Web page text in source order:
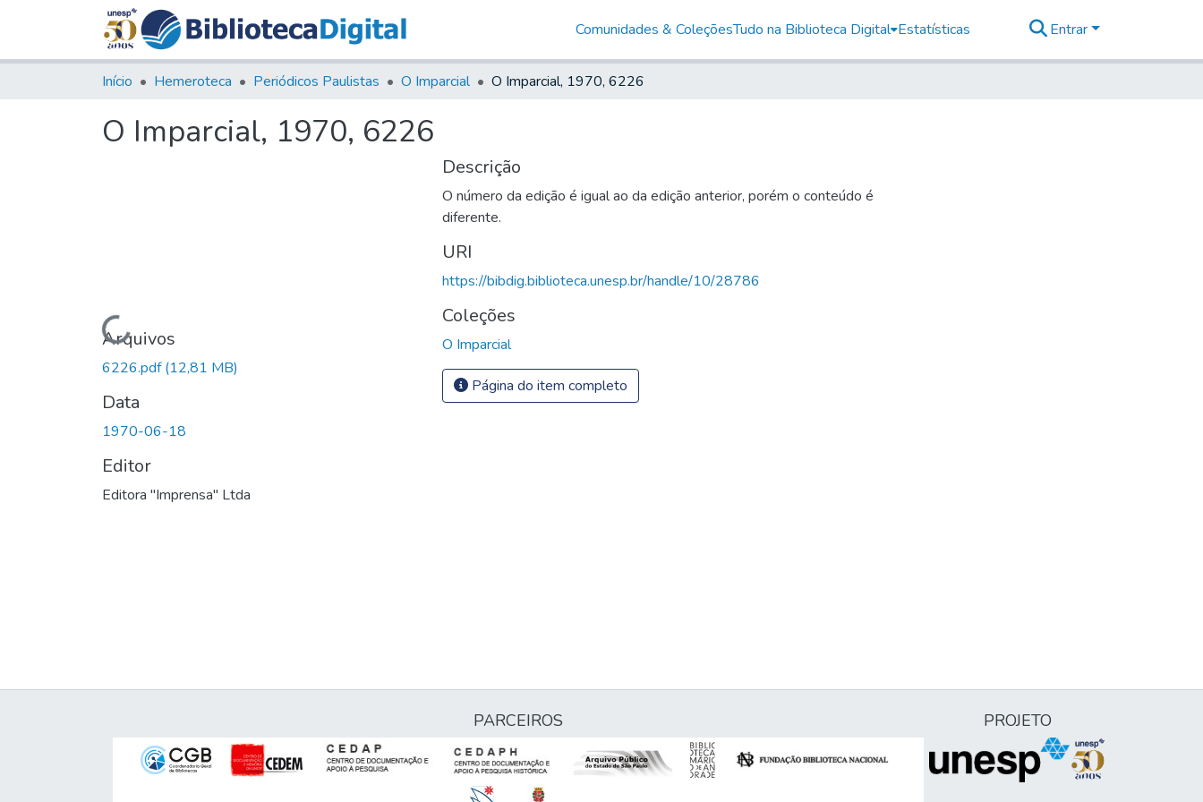
Comunidades & ColeçõesTudo na Biblioteca Digital Estatísticas Entrar
Início Hemeroteca Periódicos Paulistas O Imparcial O Imparcial, 1970, 6226
O Imparcial, 1970, 6226
Carregando...
Arquivos
6226.pdf(12,81 MB)
Data
1970-06-18
Editor
Editora "Imprensa" Ltda
Descrição
O número da edição é igual ao da edição anterior, porém o conteúdo é
diferente.
URI
https://bibdig.biblioteca.unesp.br/handle/10/28786
Coleções
O Imparcial
Página do item completo
PARCEIROS PROJETO